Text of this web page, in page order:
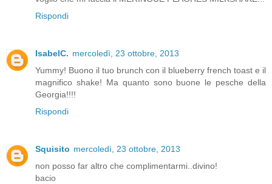
Rispondi
IsabelC. mercoledì, 23 ottobre, 2013
Yummy! Buono il tuo brunch con il blueberry french toast e il
magnifico shake! Ma quanto sono buone le pesche della
Georgia!!!!
Rispondi
Squisito mercoledì, 23 ottobre, 2013
non posso far altro che complimentarmi..divino!
bacio